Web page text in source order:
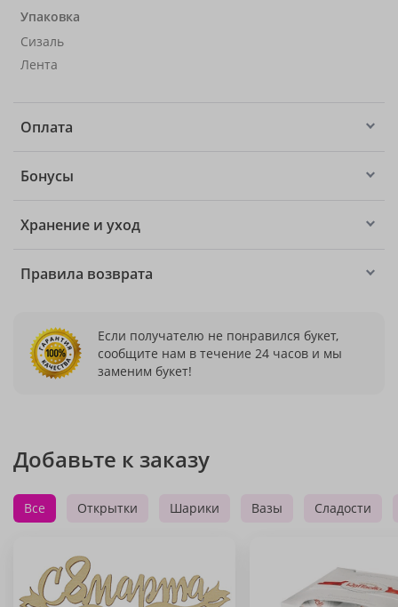
Упаковка
Сизаль
Лента
Оплата
Бонусы
Хранение и уход
Правила возврата
Если получателю не понравился букет,
сообщите нам в течение 24 часов и мы
заменим букет!
Добавьте к заказу
Все Открытки Шарики Вазы Сладости